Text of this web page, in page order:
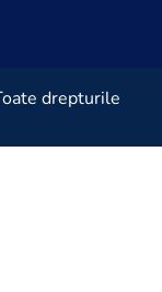
drepturile